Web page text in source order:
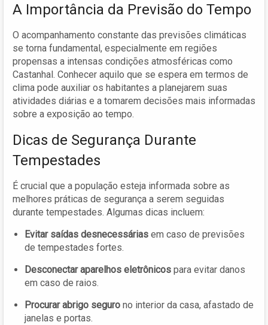
A Importância da Previsão do Tempo
O acompanhamento constante das previsões climáticas
se torna fundamental, especialmente em regiões
propensas a intensas condições atmosféricas como
Castanhal. Conhecer aquilo que se espera em termos de
clima pode auxiliar os habitantes a planejarem suas
atividades diárias e a tomarem decisões mais informadas
sobre a exposição ao tempo.
Dicas de Segurança Durante
Tempestades
É crucial que a população esteja informada sobre as
melhores práticas de segurança a serem seguidas
durante tempestades. Algumas dicas incluem:
Evitar saídas desnecessárias em caso de previsões
de tempestades fortes.
Desconectar aparelhos eletrônicos para evitar danos
em caso de raios.
Procurar abrigo seguro no interior da casa, afastado de
janelas e portas.